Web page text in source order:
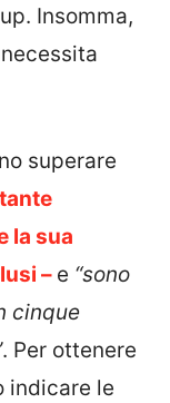
Insomma,
superare
la sua
– e “sono
cinque
. Per ottenere
indicare le